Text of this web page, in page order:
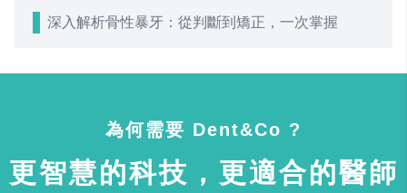
深入解析骨性暴牙：從判斷到矯正，一次掌握
為何需要 Dent&Co ?
更智慧的科技，更適合的醫師